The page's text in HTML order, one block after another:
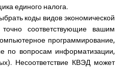
единого налога.
коды видов экономической
соответствующие вашим
программирование,
по вопросам информатизации,
Несоответствие КВЭД может